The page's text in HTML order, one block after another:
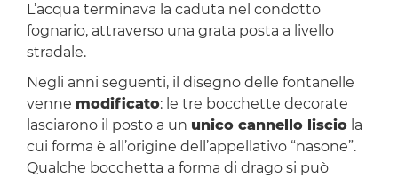
L’acqua terminava la caduta nel condotto
fognario, attraverso una grata posta a livello
stradale.
Negli anni seguenti, il disegno delle fontanelle
venne modificato: le tre bocchette decorate
lasciarono il posto a un unico cannello lisciola
cui forma è all’origine dell’appellativo “nasone”.
Qualche bocchetta a forma di drago si può